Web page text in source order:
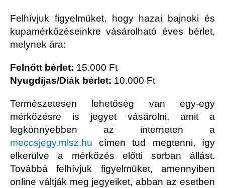
Felhívjuk figyelmüket, hogy hazai bajnoki és
kupamérkőzéseinkre vásárolható éves bérlet,
melynek ára:
Felnőtt bérlet: 15.000 Ft
Nyugdíjas/Diák bérlet: 10.000 Ft
Természetesen lehetőség van egy-egy
mérkőzésre is jegyet vásárolni, amit a
legkönnyebben az interneten a
meccsjegy.mlsz.hu címen tud megtenni, így
elkerülve a mérkőzés előtti sorban állást.
Továbbá felhívjuk figyelmüket, amennyiben
online váltják meg jegyeiket, abban az esetben